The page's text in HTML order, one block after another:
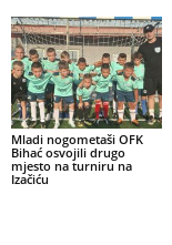
Mladi nogometaši OFK
Bihać osvojili drugo
mjesto na turniru na
Izačiću